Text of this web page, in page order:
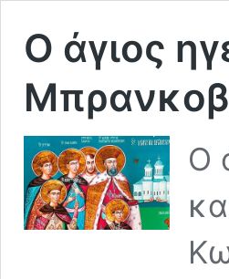
Ο άγιος
O